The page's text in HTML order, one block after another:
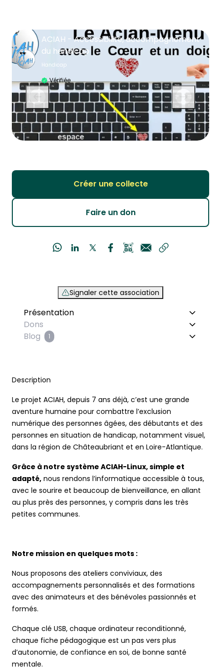
ACIAH - Accessibilité, accompagnement
du handicap
Handicap
Vérifiée
Créer une collecte
Faire un don
Signaler cette association
Présentation
Dons
Blog
1
Description
Le projet ACIAH, depuis 7 ans déjà, c’est une grande
aventure humaine pour combattre l’exclusion
numérique des personnes âgées, des débutants et des
personnes en situation de handicap, notamment visuel,
dans la région de Châteaubriant et en Loire-Atlantique.
Grâce à notre système ACIAH-Linux, simple et
adapté, nous rendons l’informatique accessible à tous,
avec le sourire et beaucoup de bienveillance, en allant
au plus près des personnes, y compris dans les très
petites communes.
Notre mission en quelques mots :
Nous proposons des ateliers conviviaux, des
accompagnements personnalisés et des formations
avec des animateurs et des bénévoles passionnés et
formés.
Chaque clé USB, chaque ordinateur reconditionné,
chaque fiche pédagogique est un pas vers plus
d’autonomie, de confiance en soi, de bonne santé
mentale.